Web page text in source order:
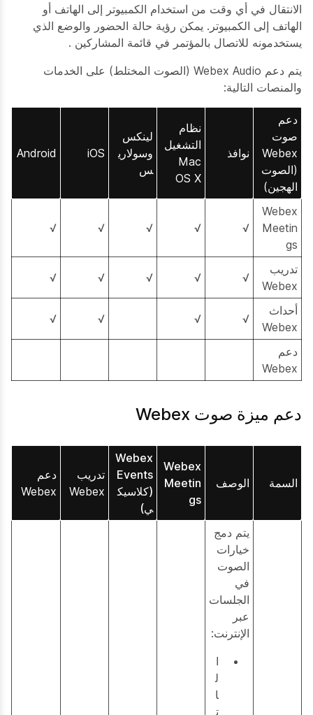
الانتقال في أي وقت من استخدام الكمبيوتر إلى الهاتف أو
الهاتف إلى الكمبيوتر. يمكن رؤية حالة الحضور والوضع الذي
يستخدمونه للاتصال بالمؤتمر في قائمة المشاركين .
يتم دعم Webex Audio (الصوت المختلط) على الخدمات
والمنصات التالية:
دعم
صوت
Webex
(الصوت
الهجين)
نوافذ
نظام
التشغيل
Mac
OS X
لينكس
وسولاري
س
iOS
Android
Webex
Meetin
gs
√
√
√
√
√
تدريب
Webex
√
√
√
√
√
أحداث
Webex
√
√
√
√
دعم
Webex
دعم ميزة صوت Webex
السمة الوصف
Webex
Meetin
gs
Webex
Events
(كلاسيك
ي)
تدريب
Webex
دعم
Webex
يتم دمج
خيارات
الصوت
في
الجلسات
عبر
الإنترنت:
ا
ل
ا
ت